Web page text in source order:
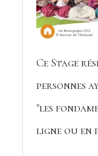
Ce Stage
personnes
"les
ligne ou en